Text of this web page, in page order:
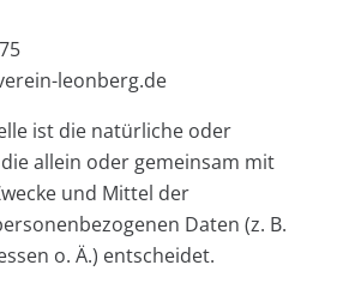
leonberg.de
ist die natürliche oder
allein oder gemeinsam mit
und Mittel der
Daten (z. B.
o. Ä.) entscheidet.